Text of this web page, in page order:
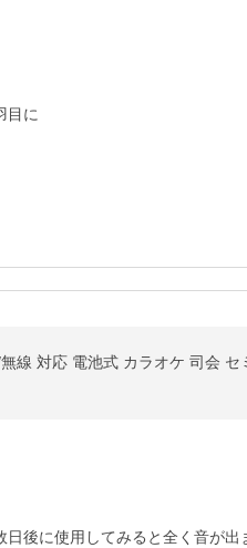
目に
線 対応 電池式 カラオケ 司会 セ
後に使用してみると全く音が出